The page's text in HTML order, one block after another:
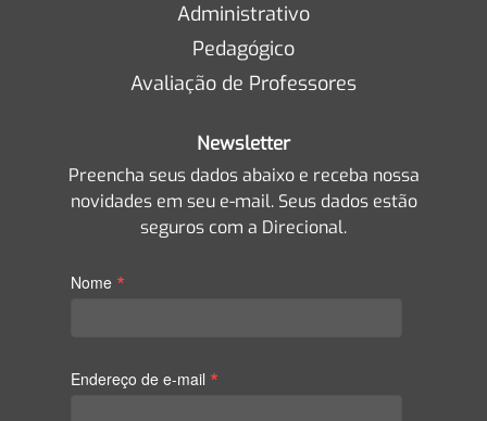
Administrativo
Pedagógico
Avaliação de Professores
Newsletter
Preencha seus dados abaixo e receba nossa
novidades em seu e-mail. Seus dados estão
seguros com a Direcional.
Nome *
Endereço de e-mail *